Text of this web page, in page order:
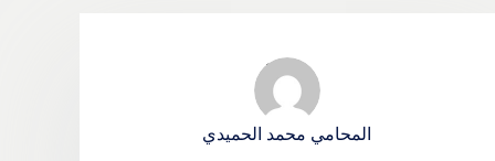
المحامي محمد الحميدي